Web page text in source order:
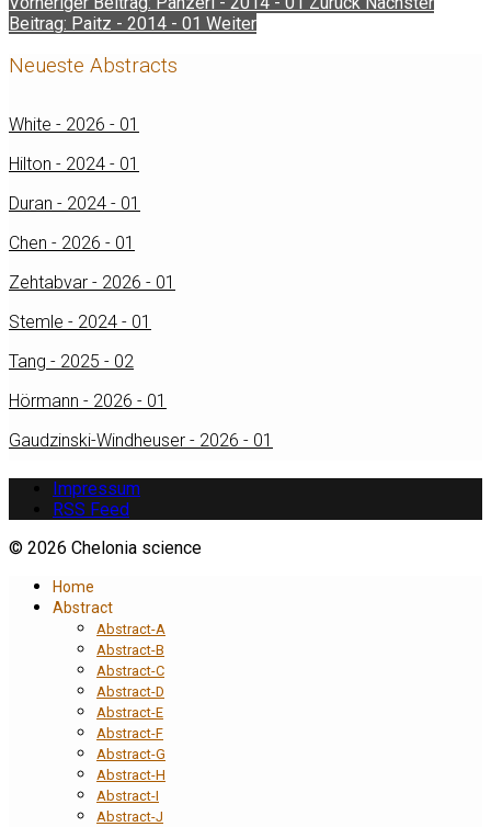
Beitrag: Paitz - 2014 - 01 Weiter
Neueste Abstracts
White - 2026 - 01
Hilton - 2024 - 01
Duran - 2024 - 01
Chen - 2026 - 01
Zehtabvar - 2026 - 01
Stemle - 2024 - 01
Tang - 2025 - 02
Hörmann - 2026 - 01
Gaudzinski-Windheuser - 2026 - 01
Impressum
RSS Feed
© 2026 Chelonia science
Home
Abstract
Abstract-A
Abstract-B
Abstract-C
Abstract-D
Abstract-E
Abstract-F
Abstract-G
Abstract-H
Abstract-I
Abstract-J